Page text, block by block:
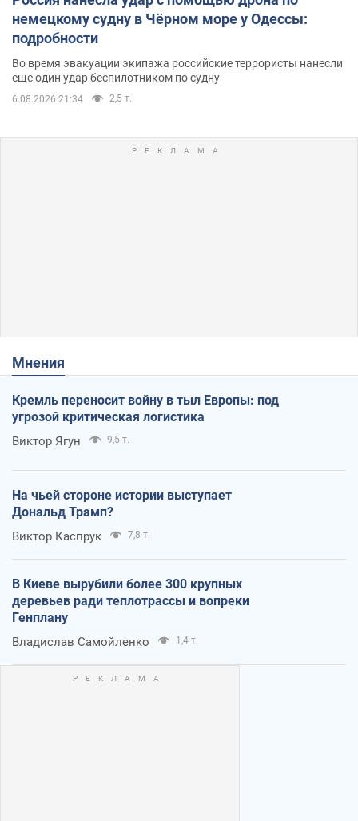
немецкому судну в Чёрном море у Одессы:
подробности
Во время эвакуации экипажа российские террористы нанесли
еще один удар беспилотником по судну
6.08.2026 21:34 2,5 т.
Мнения
Кремль переносит войну в тыл Европы: под
угрозой критическая логистика
Виктор Ягун 9,5 т.
На чьей стороне истории выступает
Дональд Трамп?
Виктор Каспрук 7,8 т.
В Киеве вырубили более 300 крупных
деревьев ради теплотрассы и вопреки
Генплану
Владислав Самойленко 1,4 т.